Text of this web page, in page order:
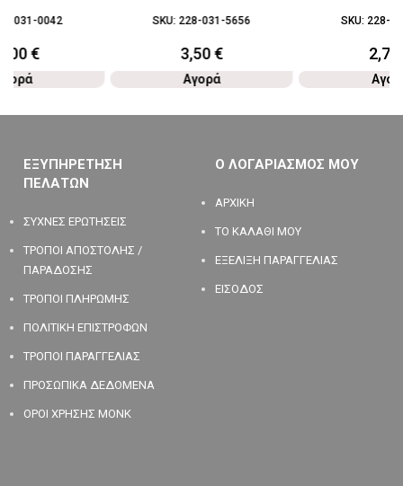
031-0042
€
SKU: 228-031-5656
3,50€
Αγορά
SKU: 228-
2,70
ΕΞΥΠΗΡΕΤΗΣΗ
ΠΕΛΑΤΩΝ
ΣΥΧΝΕΣ ΕΡΩΤΗΣΕΙΣ
ΤΡΟΠΟΙ ΑΠΟΣΤΟΛΗΣ /
ΠΑΡΑΔΟΣΗΣ
ΤΡΟΠΟΙ ΠΛΗΡΩΜΗΣ
ΠΟΛΙΤΙΚΗ ΕΠΙΣΤΡΟΦΩΝ
ΤΡΟΠΟΙ ΠΑΡΑΓΓΕΛΙΑΣ
ΠΡΟΣΩΠΙΚΑ ΔΕΔΟΜΕΝΑ
ΟΡΟΙ ΧΡΗΣΗΣ MONK
Ο ΛΟΓΑΡΙΑΣΜΟΣ ΜΟΥ
ΑΡΧΙΚΗ
ΤΟ ΚΑΛΑΘΙ ΜΟΥ
ΕΞΕΛΙΞΗ ΠΑΡΑΓΓΕΛΙΑΣ
ΕΙΣΟΔΟΣ